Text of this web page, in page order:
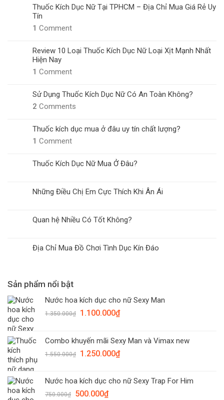
Thuốc Kích Dục Nữ Tại TPHCM – Địa Chỉ Mua Giá Rẻ Uy
Tín
1 Comment
Review 10 Loại Thuốc Kích Dục Nữ Loại Xịt Mạnh Nhất
Hiện Nay
1 Comment
Sử Dụng Thuốc Kích Dục Nữ Có An Toàn Không?
2 Comments
Thuốc kích dục mua ở đâu uy tín chất lượng?
1 Comment
Thuốc Kích Dục Nữ Mua Ở Đâu?
Những Điều Chị Em Cực Thích Khi Ân Ái
Quan hệ Nhiều Có Tốt Không?
Địa Chỉ Mua Đồ Chơi Tình Dục Kín Đáo
Sản phẩm nổi bật
Nước hoa kích dục cho nữ Sexy Man
1.350.000₫
Giá
1.350.000₫.
1.100.000₫Giá
là:
1.100.000₫.
Combo khuyến mãi Sexy Man và Vimax new
1.550.000₫
Giá
1.550.000₫.
1.250.000₫Giá
là:
Nước hoa kích dục cho nữ Sexy Trap For Him
750.000₫
Giá
500.000₫Giá